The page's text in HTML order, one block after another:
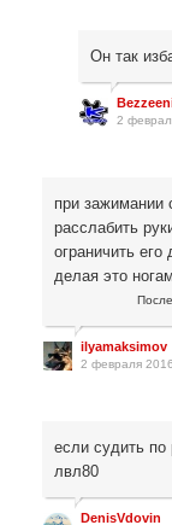
Он так
2
при зажимании
расслабить
ограничить
делая это
ilyamaksimov
2 февраля
если судить
лвл80
DenisVdovin